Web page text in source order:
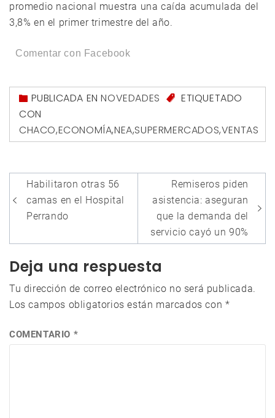
promedio nacional muestra una caída acumulada del
3,8% en el primer trimestre del año.
Comentar con Facebook
PUBLICADA ENNOVEDADES
ETIQUETADO
CON
CHACO,ECONOMÍA,NEA,SUPERMERCADOS,VENTAS
Navegación
de
entradas
Habilitaron otras 56
camas en el Hospital
Perrando
Remiseros piden
asistencia: aseguran
que la demanda del
servicio cayó un 90%
Deja una respuesta
Tu dirección de correo electrónico no será publicada.
Los campos obligatorios están marcados con *
COMENTARIO *